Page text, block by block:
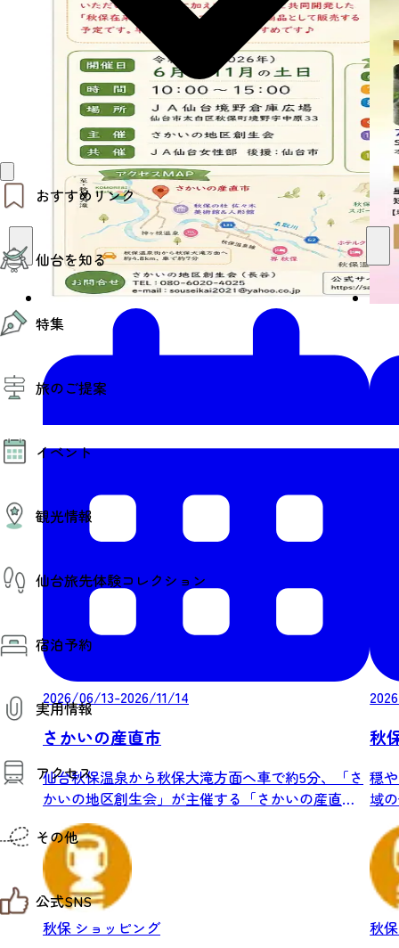
おすすめリンク
仙台夜時間
モデルコース
エリアガイド
お知らせ
お得なチケット
仙台を知る
エリアガイド
仙台観光PR動画ライブラリー
仙台から行く東北周遊旅
伝統的工芸品
特集
特集
夜時間トピックス
旅のご提案
AIおまかせコース
イベント
イベント情報
その他イベント情報（音楽・展示会）
スポーツ情報
観光情報
温泉
美味いもの
プロスポーツチーム・プロオーケストラ
仙台の銘品
仙台夜時間
宿泊施設
仙台観光マップ
仙台旅先体験コレクション
仙台旅先体験コレクション
体験プログラム検索（予約）
体験事業者からのお知らせ
体験トピックス
体験事業者
宿泊予約
宿泊予約
実用情報
お役立ち情報
観光アプリ
仙台観光マップ
アクセス
市内の交通情報
お得なチケット
その他
お知らせ
お問い合わせ
教育旅行
観光マップ
公式SNS
2026/06/13-2026/11/14
さかいの産直市
仙台秋保温泉から秋保大滝方面へ車で約5分、「さ
かいの地区創生会」が主催する「さかいの産直
市」が...
秋保 ショッピング
秋
穏
域
秋